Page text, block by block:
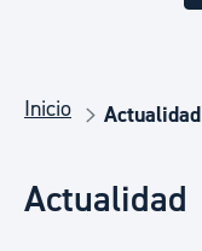
Inicio Actualidad
Actualidad